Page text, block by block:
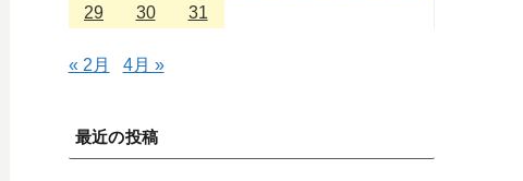
29
30 31
« 2月 4月 »
最近の投稿